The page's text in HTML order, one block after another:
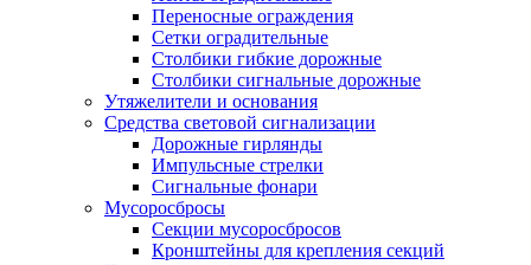
Переносные ограждения
Сетки оградительные
Столбики гибкие дорожные
Столбики сигнальные дорожные
Утяжелители и основания
Средства световой сигнализации
Дорожные гирлянды
Импульсные стрелки
Сигнальные фонари
Мусоросбросы
Секции мусоросбросов
Кронштейны для крепления секций